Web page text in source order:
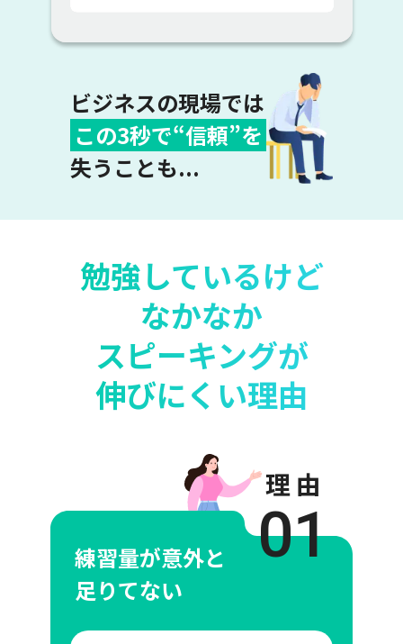
ビジネスの現場では
この3秒で“信頼”を
失うことも...
勉強しているけど
なかなか
スピーキングが
伸びにくい理由
理 由
01
練習量が意外と
足りてない